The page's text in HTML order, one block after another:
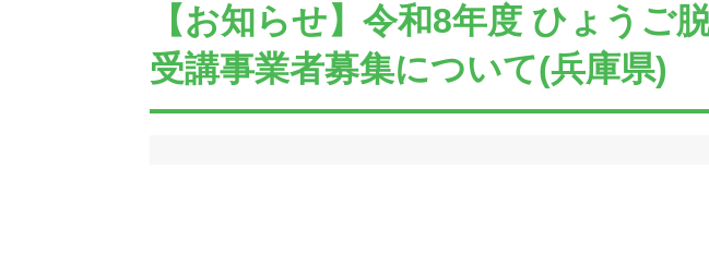
【お知らせ】令和8年度 ひょうご
受講事業者募集について(兵庫県)